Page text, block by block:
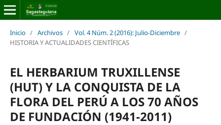
Inicio / Archivos / Vol. 4 Núm. 2 (2016): Julio-Diciembre /
HISTORIA Y ACTUALIDADES CIENTÍFICAS
EL HERBARIUM TRUXILLENSE
(HUT) Y LA CONQUISTA DE LA
FLORA DEL PERÚ A LOS 70 AÑOS
DE FUNDACIÓN (1941-2011)